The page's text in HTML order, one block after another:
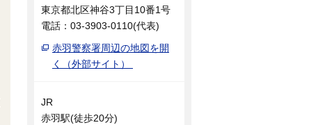
東京都北区神谷3丁目10番1号
電話：03-3903-0110(代表)
赤羽警察署周辺の地図を開
く（外部サイト）
JR
赤羽駅(徒歩20分)